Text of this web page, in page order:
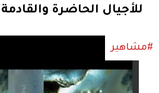
للأجيال الحاضرة
#مشاهير